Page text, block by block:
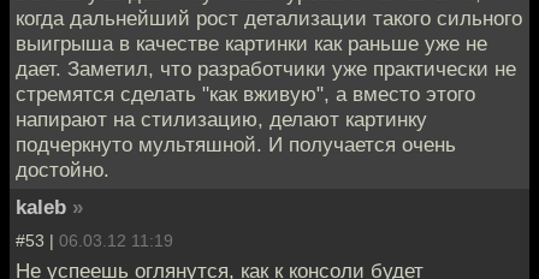
когда дальнейший рост детализации такого сильного
выигрыша в качестве картинки как раньше уже не
дает. Заметил, что разработчики уже практически не
стремятся сделать "как вживую", а вместо этого
напирают на стилизацию, делают картинку
подчеркнуто мультяшной. И получается очень
достойно.
kaleb »
#53 | 06.03.12 11:19
Не успеешь оглянутся, как к консоли будет